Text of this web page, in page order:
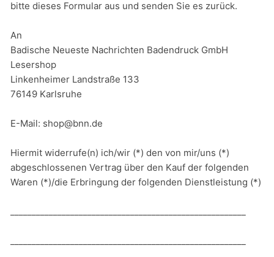
bitte dieses Formular aus und senden Sie es zurück.
An
Badische Neueste Nachrichten Badendruck GmbH
Lesershop
Linkenheimer Landstraße 133
76149 Karlsruhe
E-Mail: shop@bnn.de
Hiermit widerrufe(n) ich/wir (*) den von mir/uns (*)
abgeschlossenen Vertrag über den Kauf der folgenden
Waren (*)/die Erbringung der folgenden Dienstleistung (*)